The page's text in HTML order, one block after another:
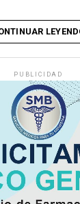
de
como al
fue
de la calle
quedó
de las
PUBLICIDAD